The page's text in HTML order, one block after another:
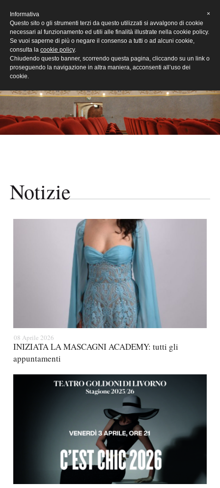
[Eng]
Notizie
08 Aprile 2026
INIZIATA LA MASCAGNI ACADEMY: tutti gli
appuntamenti
×
Informativa
Questo sito o gli strumenti terzi da questo utilizzati si avvalgono di cookie
necessari al funzionamento ed utili alle finalità illustrate nella cookie policy.
Se vuoi saperne di più o negare il consenso a tutti o ad alcuni cookie,
consulta la cookie policy.
Chiudendo questo banner, scorrendo questa pagina, cliccando su un link o
proseguendo la navigazione in altra maniera, acconsenti all’uso dei
cookie.